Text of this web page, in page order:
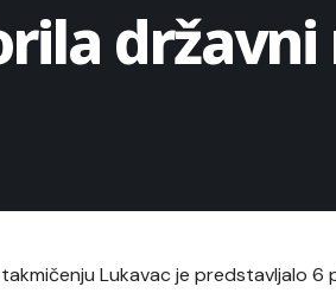
Lukavac je predstavljalo 6